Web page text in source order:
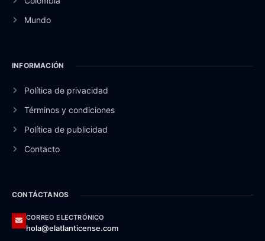
Mundo
INFORMACIÓN
Política de privacidad
Términos y condiciones
Política de publicidad
Contacto
CONTÁCTANOS
CORREO ELECTRÓNICO
hola@elatlanticense.com